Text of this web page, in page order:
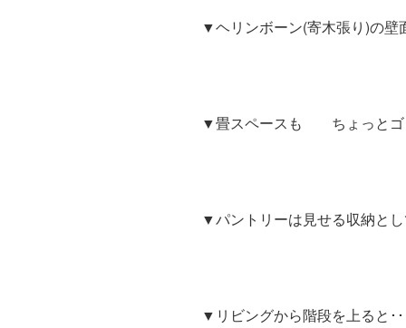
▼ヘリンボーン(寄木張り)の壁
▼畳スペースも ちょっとゴ
▼パントリーは見せる収納と
▼リビングから階段を上ると･